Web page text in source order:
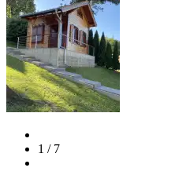
1 / 7